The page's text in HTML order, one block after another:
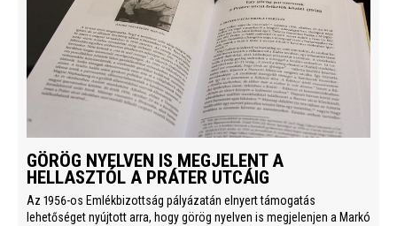
GÖRÖG NYELVEN IS MEGJELENT A
HELLASZTÓL A PRÁTER UTCÁIG
Az 1956-os Emlékbizottság pályázatán elnyert támogatás
lehetőséget nyújtott arra, hogy görög nyelven is megjelenjen a Markó